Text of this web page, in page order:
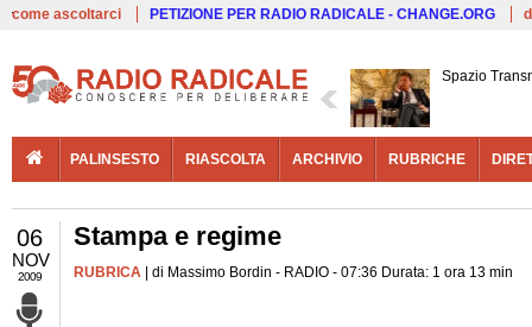
come ascoltarci PETIZIONE PER RADIO RADICALE - CHANGE.ORG
Spazio
PALINSESTO RIASCOLTA ARCHIVIO RUBRICHE
06
NOV
2009
Stampa e regime
RUBRICA | di Massimo Bordin - RADIO - 07:36 Durata: 1 ora 13 min